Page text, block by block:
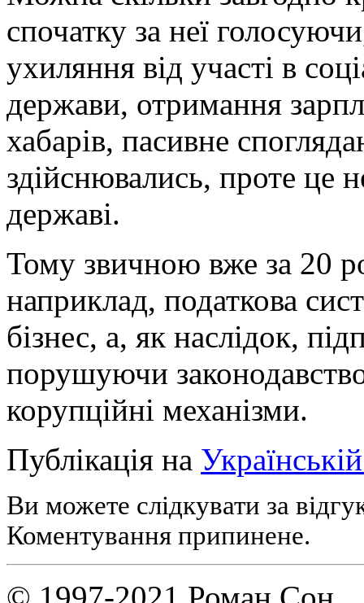
спочатку за неї
ухиляння від участі в
держави, отримання
хабарів, пасивне
здійснювались, проте це
державі.
Тому звичною вже за 20
наприклад, податкова
бізнес, а, як наслідок,
порушуючи
корупційні механізми.
Публікація на
Ви можете слідкувати за
Коментування припинене.